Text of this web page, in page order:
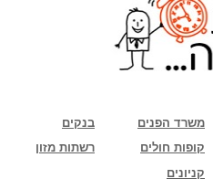
בנקים משרד הפנים
רשתות מזון
קופות חולים
קניונים